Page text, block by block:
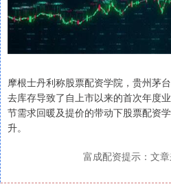
摩根士丹利称股票配资学院，贵州茅
去库存导致了自上市以来的首次年度
节需求回暖及提价的带动下股票配资
升。
富成配资提示：文